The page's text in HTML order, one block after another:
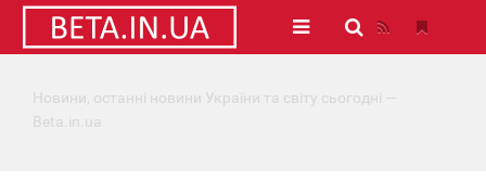
Новини, останні новини України та світу сьогодні —
Beta.in.ua